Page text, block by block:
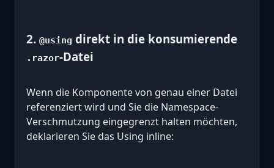
2. @using direkt in die konsumierende
.razor-Datei
Wenn die Komponente von genau einer Datei
referenziert wird und Sie die Namespace-
Verschmutzung eingegrenzt halten möchten,
deklarieren Sie das Using inline: